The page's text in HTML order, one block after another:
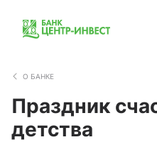
О БАНКЕ
Праздник
детства